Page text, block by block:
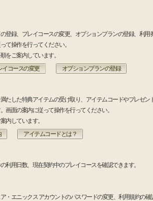
登録、プレイコースの変更、オプションプランの登録、利用
て操作を行ってください。
をご案内しています。
イコースの変更 オプションプランの登録
たした特典アイテムの受け取り、アイテムコードやプレゼン
画面の案内に従って操作を行ってください。
内しています。
アイテムコードとは？
利用日数、現在契約中のプレイコースを確認できます。
・エニックス アカウントのパスワードの変更、利用規約の確